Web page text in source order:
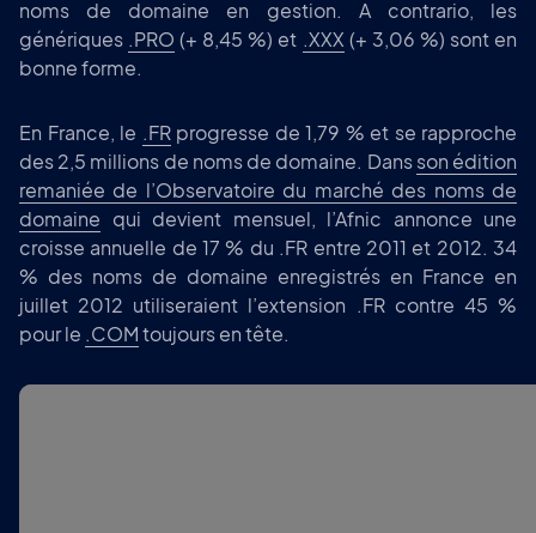
noms de domaine en gestion. A contrario, les
génériques .PRO (+ 8,45 %) et .XXX (+ 3,06 %) sont en
bonne forme.
En France, le .FRprogresse de 1,79 % et se rapproche
des 2,5 millions de noms de domaine. Dansson édition
remaniée de l’Observatoire du marché des noms de
domaine qui devient mensuel, l’Afnic annonce une
croisse annuelle de 17 % du .FR entre 2011 et 2012. 34
% des noms de domaine enregistrés en France en
juillet 2012 utiliseraient l’extension .FR contre 45 %
pour le .COMtoujours en tête.